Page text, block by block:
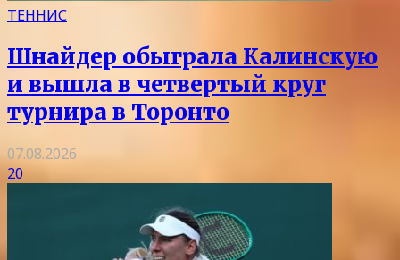
ТЕННИС
Шнайдер обыграла Калинскую
и вышла в четвертый круг
турнира в Торонто
07.08.2026
20